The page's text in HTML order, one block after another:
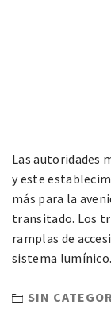
Las autoridades
y este
más para la
transitado. Los
ramplas de
sistema lumínico.
SIN